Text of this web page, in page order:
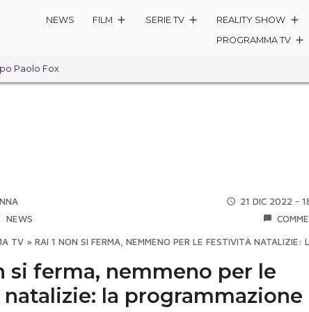
NEWS FILM SERIE TV REALITY SHOW
PROGRAMMA TV
Paolo Fox
21 DIC 2022 -
NEWS
TV » RAI 1 NON SI FERMA, NEMMENO PER LE FESTIVITÀ NATALIZIE:
si ferma, nemmeno per le
la programmazione